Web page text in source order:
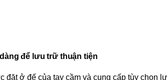
để lưu trữ thuận tiện
đặt ở đế của tay cầm và cung cấp tùy chọn